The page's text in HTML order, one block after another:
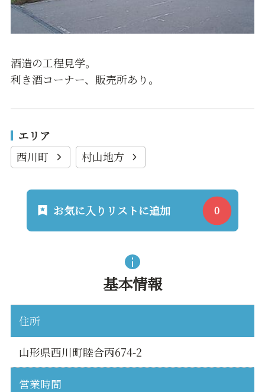
酒造の工程見学。
利き酒コーナー、販売所あり。
エリア
西川町
村山地方
お気に入りリストに追加
基本情報
住所
山形県西川町睦合丙674-2
営業時間